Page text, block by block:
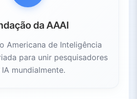
da AAAI
Americana de Inteligência
para unir pesquisadores
IA mundialmente.